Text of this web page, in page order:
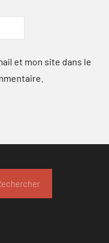
et mon site dans le